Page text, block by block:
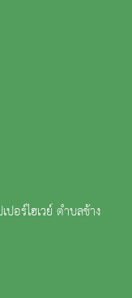
อร์ไฮเวย์ ตำบลช้าง